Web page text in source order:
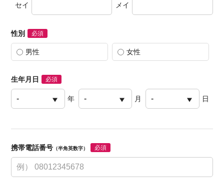
セイ メイ
性別 必須
男性 女性
生年月日 必須
年 月 日
携帯電話番号 （半角英数字） 必須